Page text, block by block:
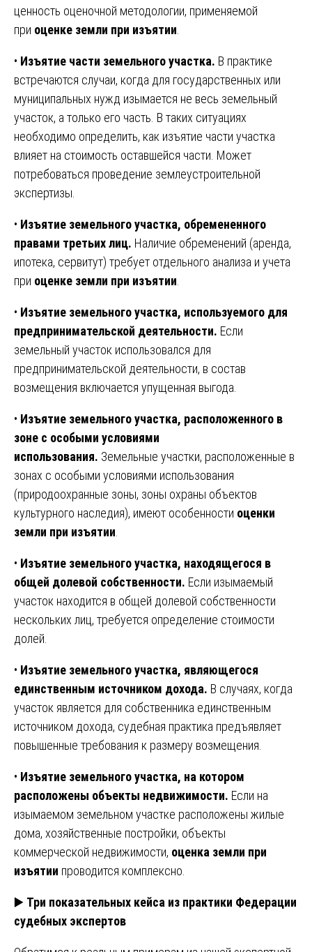
ценность оценочной методологии, применяемой
при оценке земли при изъятии
• Изъятие части земельного участка. В практике
встречаются случаи, когда для государственных или
муниципальных нужд изымается не весь земельный
участок, а только его часть. В таких ситуациях
необходимо определить, как изъятие части участка
влияет на стоимость оставшейся части. Может
потребоваться проведение землеустроительной
экспертизы.
• Изъятие земельного участка, обремененного
правами третьих лиц. Наличие обременений (аренда,
ипотека, сервитут) требует отдельного анализа и учета
при оценке земли при изъятии
• Изъятие земельного участка, используемого для
предпринимательской деятельности. Если
земельный участок использовался для
предпринимательской деятельности, в состав
возмещения включается упущенная выгода.
• Изъятие земельного участка, расположенного в
зоне с особыми условиями
использования. Земельные участки, расположенные в
зонах с особыми условиями использования
(природоохранные зоны, зоны охраны объектов
культурного наследия), имеют особенности оценки
земли при изъятии
• Изъятие земельного участка, находящегося в
общей долевой собственности. Если изымаемый
участок находится в общей долевой собственности
нескольких лиц, требуется определение стоимости
долей.
• Изъятие земельного участка, являющегося
единственным источником дохода. В случаях, когда
участок является для собственника единственным
источником дохода, судебная практика предъявляет
повышенные требования к размеру возмещения.
• Изъятие земельного участка, на котором
расположены объекты недвижимости. Если на
изымаемом земельном участке расположены жилые
дома, хозяйственные постройки, объекты
коммерческой недвижимости, оценка земли при
изъятии проводится комплексно.
▶️ Три показательных кейса из практики Федерации
судебных экспертов